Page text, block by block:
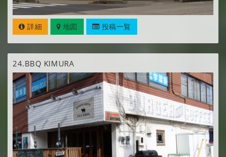
詳細 地図 投稿一覧
24.BBQ KIMURA